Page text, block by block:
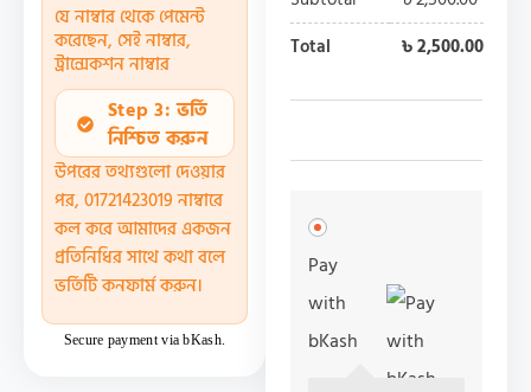
যে নাম্বার থেকে পেমেন্ট
করেছেন, সেই নাম্বার,
ট্রান্সেকশন নাম্বার
Step 3: ভর্তি
নিশ্চিত করুন
উপরের তথ্যগুলো দেওয়ার
পর, 01721423019 নাম্বারে
কল করে আমাদের একজন
প্রতিনিধির সাথে কথা বলে
ভর্তিটি কনফার্ম করুন।
Secure payment via bKash.
Total
৳2,500.00
Pay
with
bKash